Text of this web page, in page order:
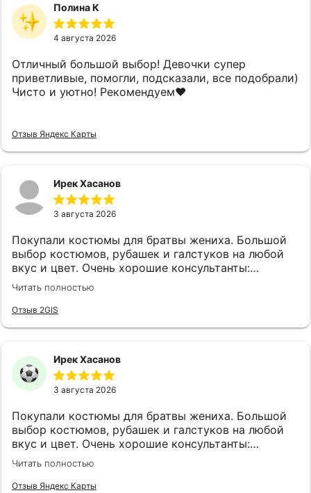
Полина К
4 августа 2026
Отличный большой выбор! Девочки супер
приветливые, помогли, подсказали, все подобрали)
Чисто и уютно! Рекомендуем❤️
Отзыв Яндекс Карты
Ирек Хасанов
3 августа 2026
Покупали костюмы для братвы жениха. Большой
выбор костюмов, рубашек и галстуков на любой
вкус и цвет. Очень хорошие консультанты:
клиентоориентированы, эмпатичны, симпатичны, с
хорошим вкусом. Огромная благодарность
консультантам Анне и Ляле! Также наливают чай,
Читать полностью
Отзыв 2GIS
Ирек Хасанов
3 августа 2026
Покупали костюмы для братвы жениха. Большой
выбор костюмов, рубашек и галстуков на любой
вкус и цвет. Очень хорошие консультанты:
клиентоориентированы, эмпатичны, симпатичны, с
хорошим вкусом. Огромная благодарность
консультантам Анне и Ляле! Также наливают чай,
Читать полностью
Отзыв Яндекс Карты